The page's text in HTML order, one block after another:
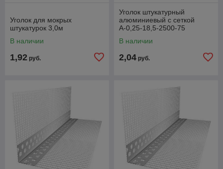
Уголок для мокрых
штукатурок 3,0м
В наличии
1,92 руб.
Уголок штукатурный
алюминиевый с сеткой
А-0,25-18,5-2500-75
В наличии
2,04 руб.